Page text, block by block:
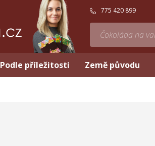
775 420 899
Podle příležitosti Země původu